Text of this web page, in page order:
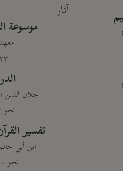
آثار
موسوعة
٢٣ مجلدًا
جلال الدين
نحو ١٣ مجلدًا
تفسير
ابن أبي حاتم
نحو ١٠ مجلدات